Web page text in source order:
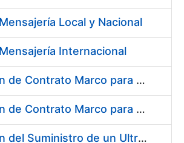
Local y Nacional
Internacional
Contratación de Contrato Marco para el Suministro de Material de Electricidad e Iluminación, Bienio 2018-2019
Contratación de Contrato Marco para el Suministro de Material de Transmisiones, Rodamientos y Estanqueidad, Bienio 2018-2019
Contratación del Suministro de un Ultramicrodurómetro